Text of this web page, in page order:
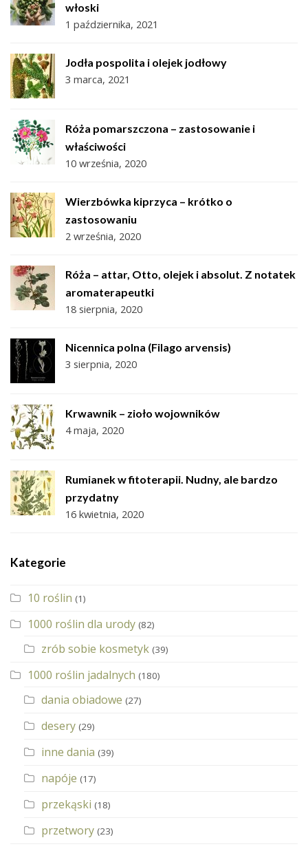
włoski
1 października, 2021
Jodła pospolita i olejek jodłowy
3 marca, 2021
Róża pomarszczona – zastosowanie i
właściwości
10 września, 2020
Wierzbówka kiprzyca – krótko o
zastosowaniu
2 września, 2020
Róża – attar, Otto, olejek i absolut. Z notatek
aromaterapeutki
18 sierpnia, 2020
Nicennica polna (Filago arvensis)
3 sierpnia, 2020
Krwawnik – zioło wojowników
4 maja, 2020
Rumianek w fitoterapii. Nudny, ale bardzo
przydatny
16 kwietnia, 2020
Kategorie
10 roślin (1)
1000 roślin dla urody (82)
zrób sobie kosmetyk (39)
1000 roślin jadalnych (180)
dania obiadowe (27)
desery (29)
inne dania (39)
napóje (17)
przekąski (18)
przetwory (23)